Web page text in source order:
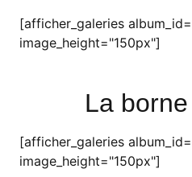
[afficher_galeries
image_height="150px"]
La
[afficher_galeries
image_height="150px"]